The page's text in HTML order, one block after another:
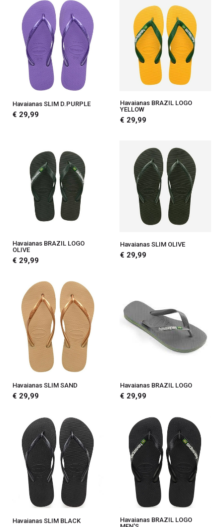
Havaianas SLIM D.PURPLE
€ 29,99
Havaianas BRAZIL LOGO
YELLOW
€ 29,99
Havaianas BRAZIL LOGO
OLIVE
€ 29,99
Havaianas SLIM OLIVE
€ 29,99
Havaianas SLIM SAND
€ 29,99
Havaianas BRAZIL LOGO
€ 29,99
Havaianas SLIM BLACK
Havaianas BRAZIL LOGO